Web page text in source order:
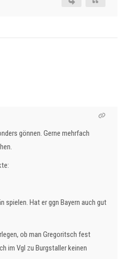
gönnen. Gerne mehrfach
spielen. Hat er ggn Bayern auch gut
ob man Gregoritsch fest
im Vgl zu Burgstaller keinen